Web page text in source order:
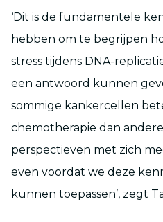
‘Dit is de fundamentele
hebben om te begrijpen
stress tijdens DNA-
een antwoord kunnen
sommige kankercellen
chemotherapie dan
perspectieven met zich
even voordat we deze
kunnen toepassen’, zegt